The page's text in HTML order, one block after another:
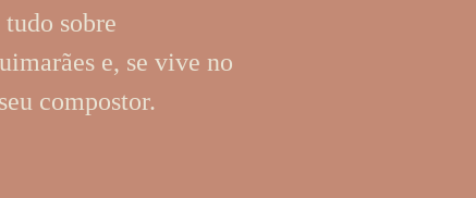
sobre
e, se vive no
compostor.